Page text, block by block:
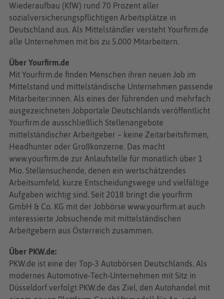
Wiederaufbau (KfW) rund 70 Prozent aller
sozialversicherungspflichtigen Arbeitsplätze in
Deutschland aus. Als Mittelständler versteht Yourfirm.de
alle Unternehmen mit bis zu 5.000 Mitarbeitern.
Über Yourfirm.de
Mit Yourfirm.de finden Menschen ihren neuen Job im
Mittelstand und mittelständische Unternehmen passende
Mitarbeiter:innen. Als eines der führenden und mehrfach
ausgezeichneten Jobportale Deutschlands veröffentlicht
Yourfirm.de ausschließlich Stellenangebote
mittelständischer Arbeitgeber – keine Zeitarbeitsfirmen,
Headhunter oder Großkonzerne. Das macht
www.yourfirm.de zur Anlaufstelle für monatlich über 1
Mio. Stellensuchende, denen ein wertschätzendes
Arbeitsumfeld, kurze Entscheidungswege und vielfältige
Aufgaben wichtig sind. Seit 2018 bringt die yourfirm
GmbH & Co. KG mit der Jobbörse www.yourfirm.at auch
interessierte Jobsuchende mit mittelständischen
Arbeitgebern aus Österreich zusammen.
Über PKW.de:
PKW.de ist eine der Top-3 Autobörsen Deutschlands. Als
modernes Automotive-Tech-Unternehmen mit Sitz in
Düsseldorf verfolgt PKW.de das Ziel, den Autohandel mit